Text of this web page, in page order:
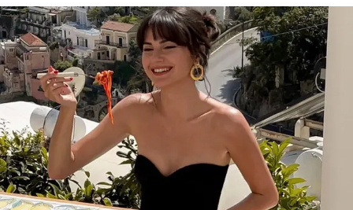
bestellen? Een hydrafacial met vollere lippen en
opgevulde lachrimpels, aub.